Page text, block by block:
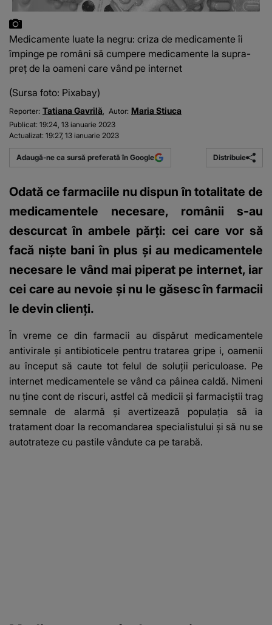
Medicamente luate la negru: criza de medicamente îi
împinge pe români să cumpere medicamente la supra-
preț de la oameni care vând pe internet
(Sursa foto: Pixabay)
Reporter: Tatiana Gavrilă Autor: Maria Stiuca
Publicat: 19:24, 13 ianuarie 2023
Actualizat: 19:27, 13 ianuarie 2023
Adaugă-ne ca sursă preferată în Google Distribuie
Odată ce farmaciile nu dispun în totalitate de
medicamentele necesare, românii s-au
descurcat în ambele părți: cei care vor să
facă niște bani în plus și au medicamentele
necesare le vând mai piperat pe internet, iar
cei care au nevoie și nu le găsesc în farmacii
le devin clienți.
În vreme ce din farmacii au dispărut medicamentele
antivirale și antibioticele pentru tratarea gripe i, oamenii
au început să caute tot felul de soluții periculoase. Pe
internet medicamentele se vând ca pâinea caldă. Nimeni
nu ține cont de riscuri, astfel că medicii și farmaciștii trag
semnale de alarmă și avertizează populația să ia
tratament doar la recomandarea specialistului și să nu se
autotrateze cu pastile vândute ca pe tarabă.